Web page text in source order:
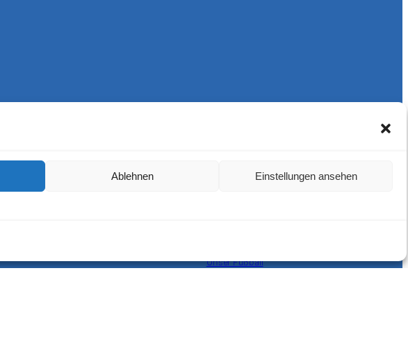
Ablehnen Einstellungen ansehen
Unser Fußball